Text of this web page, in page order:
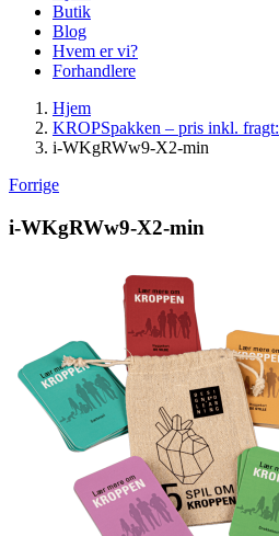
Butik
Blog
Hvem er vi?
Forhandlere
Hjem
KROPSpakken – pris inkl. fragt:
i-WKgRWw9-X2-min
Forrige
i-WKgRWw9-X2-min